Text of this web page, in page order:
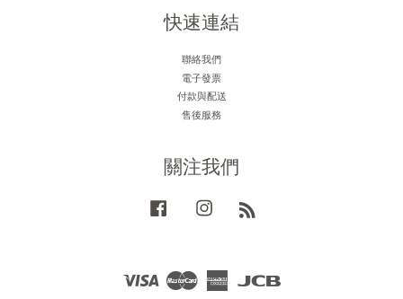
快速連結
聯絡我們
電子發票
付款與配送
售後服務
關注我們
Facebook Instagram
Visa
American